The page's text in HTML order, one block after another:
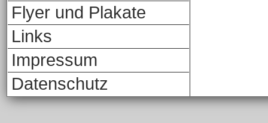
Flyer und Plakate
Links
Impressum
Datenschutz